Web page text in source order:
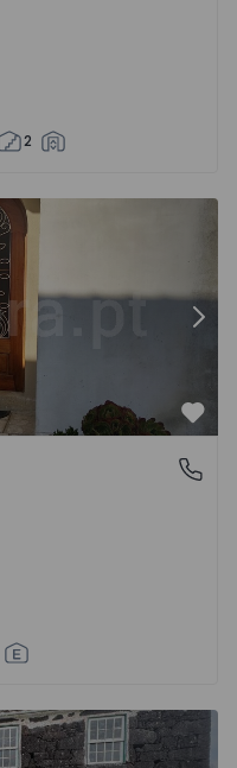
2
- 12
Ribeiras - 1575372 - 1